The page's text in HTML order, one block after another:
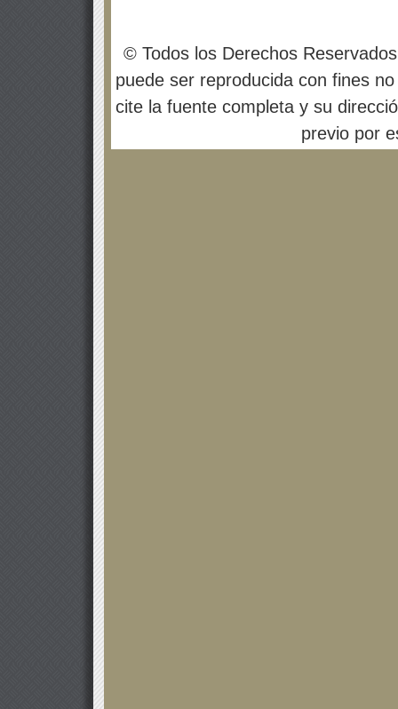
© Todos los Derechos
puede ser reproducida con fines
cite la fuente completa y su
previo por